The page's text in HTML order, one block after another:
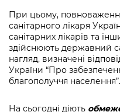
При цьому,
санітарного лікаря
санітарних лікарів та
здійснюють державний
нагляд, визначені
України “Про
благополуччя населення”.
На сьогодні діють